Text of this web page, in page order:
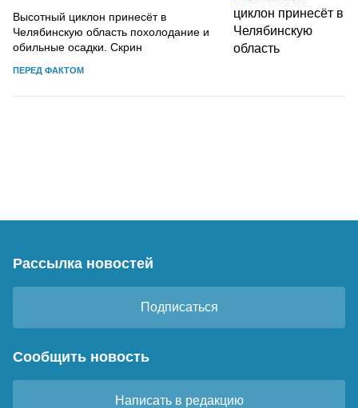
Высотный циклон принесёт в
Челябинскую область похолодание и
обильные осадки. Скрин
ПЕРЕД ФАКТОМ
Рассылка новостей
Подписаться
Сообщить новость
Написать в редакцию